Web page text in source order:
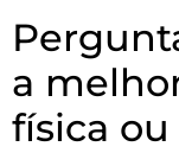
a
física